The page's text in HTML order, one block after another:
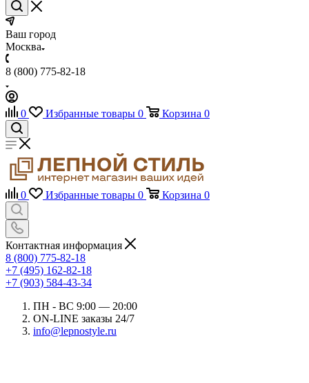
Ваш город
Москва
8 (800) 775-82-18
0 Избранные товары 0 Корзина 0
0 Избранные товары 0 Корзина 0
Контактная информация
8 (800) 775-82-18
+7 (495) 162-82-18
+7 (903) 584-43-34
ПН - ВС 9:00 — 20:00
ON-LINE заказы 24/7
info@lepnostyle.ru